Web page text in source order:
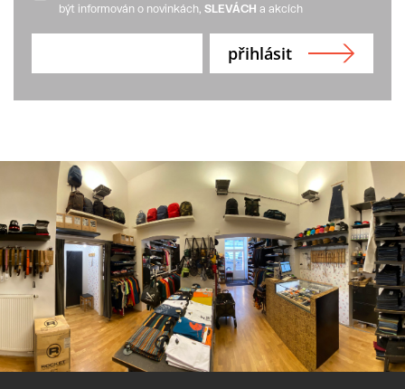
být informován o novinkách, SLEVÁCH a akcích